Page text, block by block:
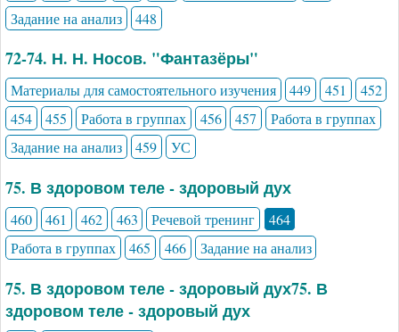
Задание на анализ
448
72-74. Н. Н. Носов. "Фантазёры"
Материалы для самостоятельного изучения 449 451
452
454
455 Работа в группах 456 457
Работа в группах
Задание на анализ
459 УС
75. В здоровом теле - здоровый дух
460 461 462 463 Речевой тренинг
464
Работа в группах
465 466 Задание на анализ
75. В здоровом теле - здоровый дух75. В
здоровом теле - здоровый дух